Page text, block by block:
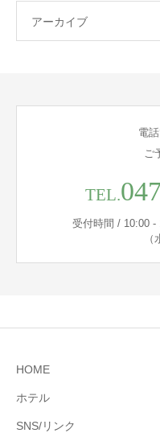
アーカイブ
電
ご
TEL.
受付時間 / 10:00 -
HOME
ホテル
SNS/リンク